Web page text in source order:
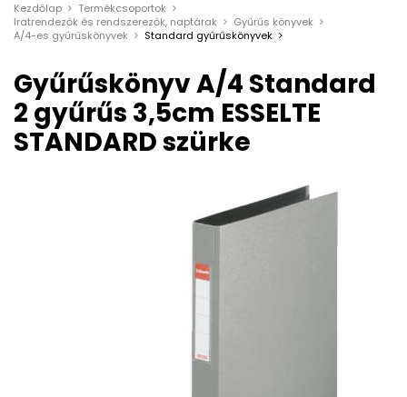
Kezdőlap
Termékcsoportok
Iratrendezők és rendszerezők, naptárak
Gyűrűs könyvek
A/4-es gyűrűskönyvek
Standard gyűrűskönyvek
Gyűrűskönyv A/4 Standard
2 gyűrűs 3,5cm ESSELTE
STANDARD szürke